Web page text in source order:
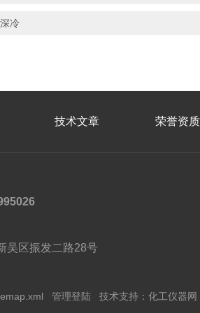
冷
技术文章 荣誉资质
吴区振发二路28号
管理登陆 技术支持： 化工仪器网